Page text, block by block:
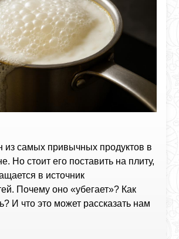
из самых привычных продуктов в
Но стоит его поставить на плиту,
в источник
Почему оно «убегает»? Как
И что это может рассказать нам